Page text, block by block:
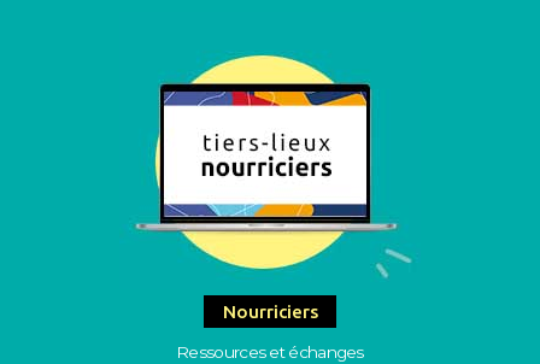
Nourriciers
Ressources et échanges